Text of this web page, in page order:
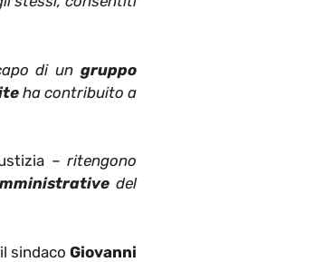
di un gruppo
ha contribuito a
– ritengono
del
sindacoGiovanni